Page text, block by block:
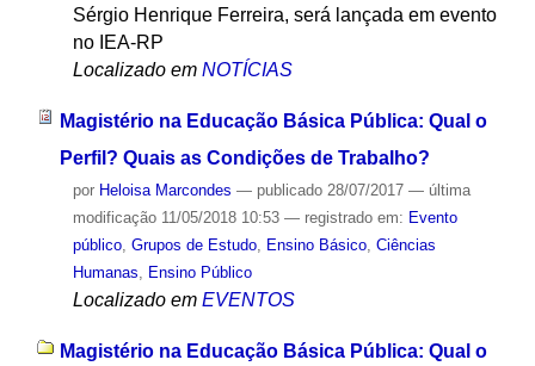
Sérgio Henrique Ferreira, será lançada em evento
no IEA-RP
Localizado em NOTÍCIAS
Magistério na Educação Básica Pública: Qual o
Perfil? Quais as Condições de Trabalho?
por Heloisa Marcondes — publicado28/07/2017 — última
modificação11/05/2018 10:53 — registrado em: Evento
público, Grupos de Estudo, Ensino Básico, Ciências
Humanas
Ensino Público
Localizado em EVENTOS
Magistério na Educação Básica Pública: Qual o